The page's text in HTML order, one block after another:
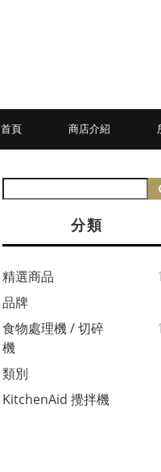
首頁 商店介紹
分類
精選商品
品牌
食物處理機 / 切碎
機
類別
KitchenAid 攪拌機